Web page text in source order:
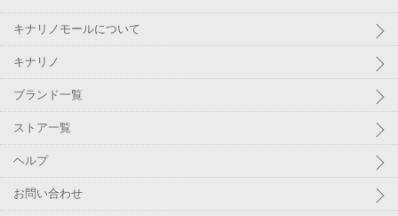
キナリノモールについて
キナリノ
ブランド一覧
ストア一覧
ヘルプ
お問い合わせ